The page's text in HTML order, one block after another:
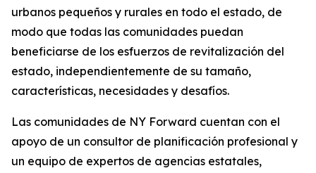
urbanos pequeños y rurales en todo el estado, de
modo que todas las comunidades puedan
beneficiarse de los esfuerzos de revitalización del
estado, independientemente de su tamaño,
características, necesidades y desafíos.
Las comunidades de NY Forward cuentan con el
apoyo de un consultor de planificación profesional y
un equipo de expertos de agencias estatales,